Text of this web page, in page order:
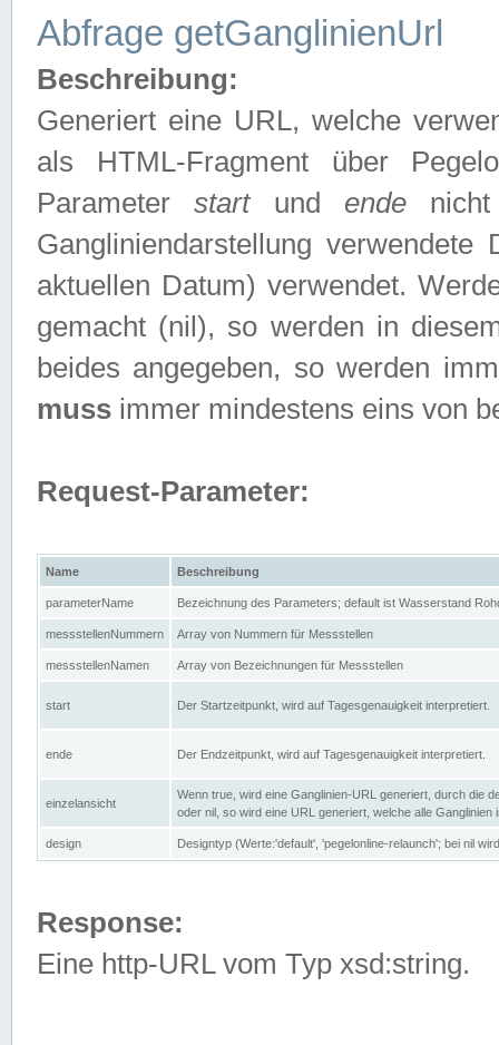
Abfrage getGanglinienUrl
Beschreibung:
Generiert eine URL, welche
als HTML-Fragment über
Parameterstartund endenicht
Gangliniendarstellung
aktuellen Datum) verwendet.
gemacht (nil), so werden in
beides angegeben, so werden
muss immer mindestens eins von
Request-Parameter:
Name Beschreibung
parameterName Bezeichnung des Parameters; default ist Wasserstand
messstellenNummern Array von Nummern für Messstellen
messstellenNamen Array von Bezeichnungen für Messstellen
start Der Startzeitpunkt, wird auf Tagesgenauigkeit interpretiert.
ende Der Endzeitpunkt, wird auf Tagesgenauigkeit interpretiert.
einzelansicht
Wenn true, wird eine Ganglinien-URL generiert, durch die
oder nil, so wird eine URL generiert, welche alle Ganglinien
design Designtyp (Werte:'default', 'pegelonline-relaunch'; bei nil
Response:
Eine http-URL vom Typ xsd:string.